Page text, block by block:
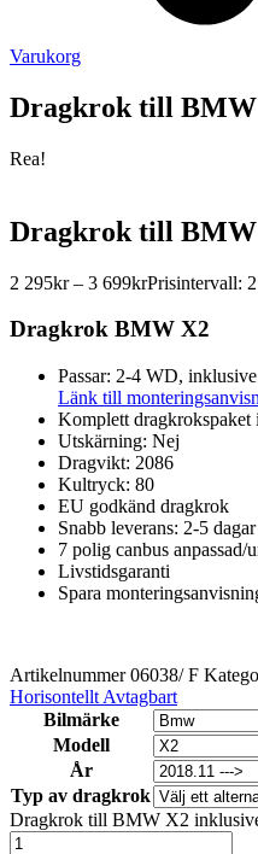
Varukorg
Dragkrok till BMW
Rea!
Dragkrok till BMW
2 295kr – 3 699krPrisintervall:
Dragkrok BMW X2
Passar: 2-4 WD,
Länk till
Komplett dragkrokspaket
Utskärning: Nej
Dragvikt: 2086
Kultryck: 80
EU godkänd dragkrok
Snabb leverans: 2-5 dagar
7 polig canbus anpassad/
Livstidsgaranti
Spara
Artikelnummer06038/ F
Horisontellt Avtagbart
Bilmärke
Modell
År
Typ av dragkrok
Dragkrok till BMW X2